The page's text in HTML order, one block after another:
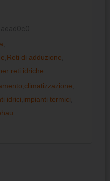
Reti di adduzione
reti idriche
climatizzazione
idrici impianti termici